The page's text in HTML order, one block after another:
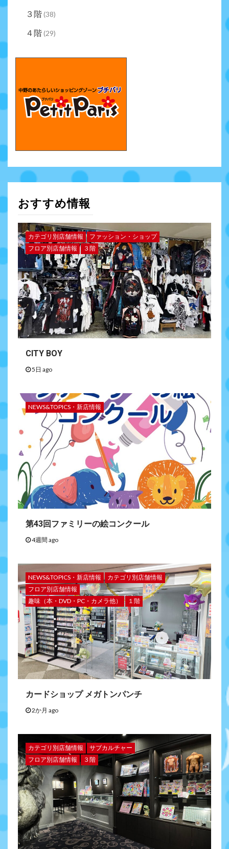
３階(38)
４階(29)
おすすめ情報
カテゴリ別店舗情報
ファッション・ショップ
フロア別店舗情報
３階
CITY BOY
5日 ago
NEWS&TOPICS・新店情報
第43回ファミリーの絵コンクール
4週間 ago
NEWS&TOPICS・新店情報
カテゴリ別店舗情報
フロア別店舗情報
趣味（本・DVD・PC・カメラ他）
１階
カードショップ メガトンパンチ
2か月 ago
カテゴリ別店舗情報
サブカルチャー
フロア別店舗情報
３階